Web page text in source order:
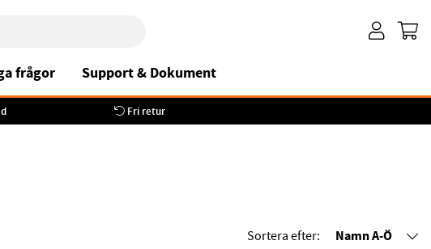
Fri retur
frågor Support & Dokument
Sortera efter: Namn A-Ö